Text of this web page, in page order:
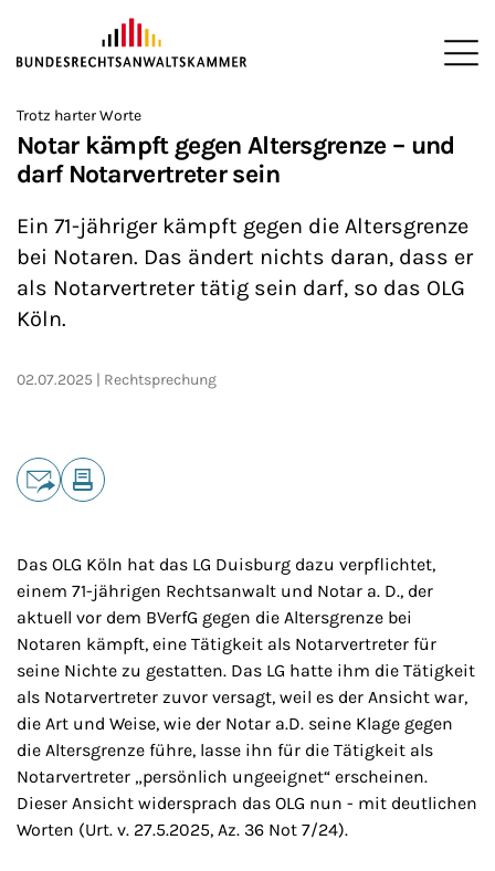
ZUM HAUPTINHALT SPRINGEN
Sie befinden sich hier:
>
Startseite
>
Newsroom
Trotz harter Worte
Notar kämpft gegen Altersgrenze – und
darf Notarvertreter sein
Ein 71-jähriger kämpft gegen die Altersgrenze
bei Notaren. Das ändert nichts daran, dass er
als Notarvertreter tätig sein darf, so das OLG
Köln.
02.07.2025 Rechtsprechung
Teilen
Das OLG Köln hat das LG Duisburg dazu verpflichtet,
einem 71-jährigen Rechtsanwalt und Notar a. D., der
aktuell vor dem BVerfG gegen die Altersgrenze bei
Notaren kämpft, eine Tätigkeit als Notarvertreter für
seine Nichte zu gestatten. Das LG hatte ihm die Tätigkeit
als Notarvertreter zuvor versagt, weil es der Ansicht war,
die Art und Weise, wie der Notar a.D. seine Klage gegen
die Altersgrenze führe, lasse ihn für die Tätigkeit als
Notarvertreter „persönlich ungeeignet“ erscheinen.
Dieser Ansicht widersprach das OLG nun - mit deutlichen
Worten (Urt. v. 27.5.2025, Az. 36 Not 7/24).